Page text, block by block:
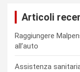
Articoli
Raggiungere
all’auto
Assistenza